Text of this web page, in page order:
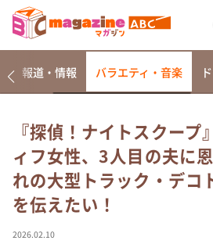
なるみ・岡村の過ぎるTV
相席食堂
これ余談なんですけど・・・
～人生密着トークバラエティ！
報道・情報 バラエティ・音楽
『探偵！ナイトスクープ
ィフ女性、3人目の夫に
れの大型トラック・デコ
を伝えたい！
2026.02.10